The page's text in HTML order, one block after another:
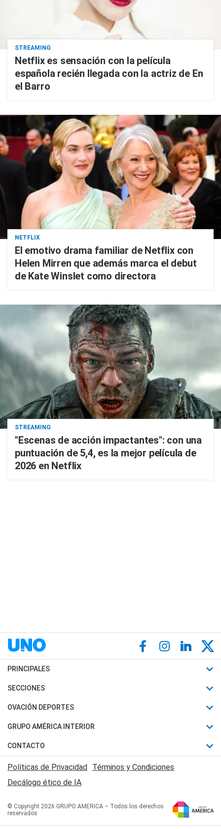
STREAMING
Netflix es sensación con la película
española recién llegada con la actriz de En
el Barro
NETFLIX
El emotivo drama familiar de Netflix con
Helen Mirren que además marca el debut
de Kate Winslet como directora
STREAMING
"Escenas de acción impactantes": con una
puntuación de 5,4, es la mejor película de
2026 en Netflix
PRINCIPALES
Últimas Noticias
Política
Judiciales
Economia
SECCIONES
Horóscopo
Motores
Trucos caseros
Series y Películas
Edictos y Solicitadas
OVACIÓN DEPORTES
Fútbol
Mundial
Automovilismo
Rugby
Básquet
GRUPO AMÉRICA INTERIOR
Canal 7 en Vivo
San Juan 8
CONTACTO
Acerca de Nosotros
Contactanos
Políticas de Privacidad Términos y Condiciones
Decálogo ético de IA
© Copyright 2026 GRUPO AMERICA – Todos los derechos
reservados